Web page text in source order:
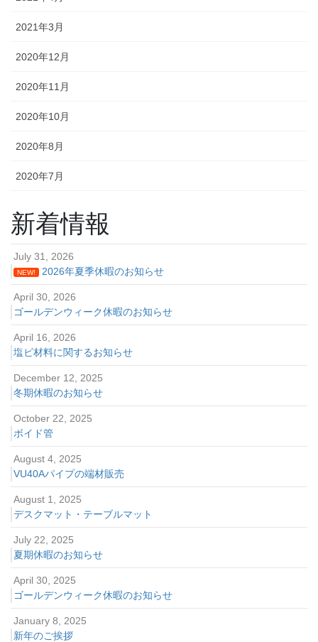
2021年3月
2020年12月
2020年11月
2020年10月
2020年8月
2020年7月
新着情報
July 31, 2026
NEW! 2026年夏季休暇のお知らせ
April 30, 2026
ゴールデンウィーク休暇のお知らせ
April 16, 2026
塩ビ材料に関するお知らせ
December 12, 2025
冬期休暇のお知らせ
October 22, 2025
ボイド管
August 4, 2025
VU40Aパイプの端材販売
August 1, 2025
デスクマット・テーブルマット
July 22, 2025
夏期休暇のお知らせ
April 30, 2025
ゴールデンウィーク休暇のお知らせ
January 8, 2025
新年のご挨拶